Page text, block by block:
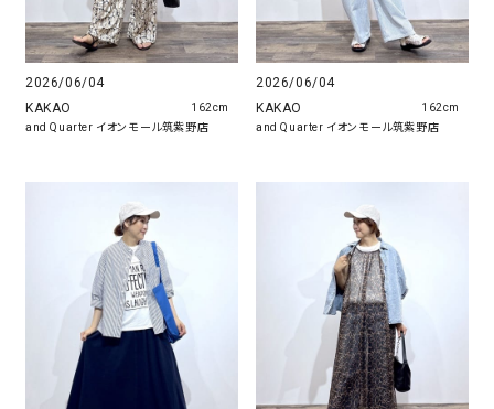
2026/06/04
KAKAO
and Quarter イオンモール筑紫野店
162cm
2026/06/04
KAKAO
and Quarter イオンモール筑紫野店
162cm